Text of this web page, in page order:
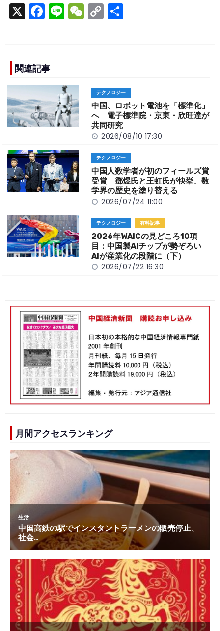
X F
a
e
b
o
o
k
Li
n
W
e
C
o
n
k
関連記事
テクノロジー
中国、ロボット電池を「標準化」
へ 電子標準院・京東・欣旺達が
共同研究
2026/08/10 17:30
テクノロジー
中国人数学者が初のフィールズ賞
受賞 鄧煜氏と王虹氏が快挙、数
学界の歴史を塗り替える
2026/07/24 11:00
テクノロジー 有料記事
2026年WAICの見どころ10項
目：中国製AIチップが勢ぞろい
AIが産業化の段階に（下）
2026/07/22 16:30
月間アクセスランキング